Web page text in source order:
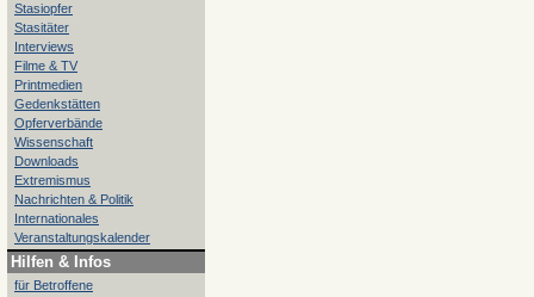
Stasiopfer
Stasitäter
Interviews
Filme & TV
Printmedien
Gedenkstätten
Opferverbände
Wissenschaft
Downloads
Extremismus
Nachrichten & Politik
Internationales
Veranstaltungskalender
Hilfen & Infos
für Betroffene